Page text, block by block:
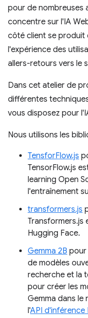
pour de nombreuses
concentre sur l'IA
côté client se produit
l'expérience des
allers-retours vers le
Dans cet atelier de
différentes
vous disposez pour
Nous utilisons les
TensforFlow.js
TensorFlow.js
learning Open
l'entraînement
transformers.js
Transformers.js
Hugging Face.
Gemma 2B pour
de modèles
recherche et la
pour créer les
Gemma dans le
l'API d'inférence